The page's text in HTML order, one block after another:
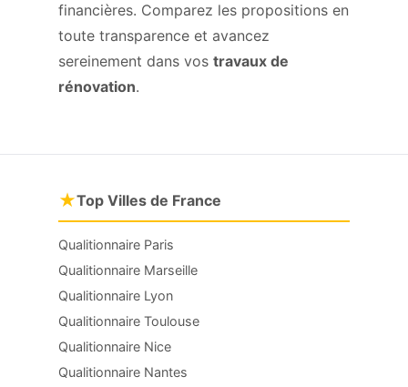
financières. Comparez les propositions en
toute transparence et avancez
sereinement dans vos travaux de
rénovation.
★Top Villes de France
Qualitionnaire Paris
Qualitionnaire Marseille
Qualitionnaire Lyon
Qualitionnaire Toulouse
Qualitionnaire Nice
Qualitionnaire Nantes